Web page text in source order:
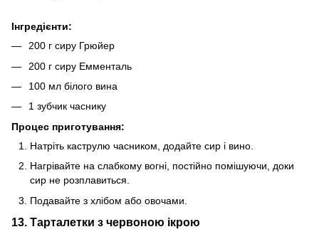
Інгредієнти:
200 г сиру Грюйер
200 г сиру Емменталь
100 мл білого вина
1 зубчик часнику
Процес приготування:
Натріть каструлю часником, додайте сир і вино.
Нагрівайте на слабкому вогні, постійно помішуючи, доки
сир не розплавиться.
Подавайте з хлібом або овочами.
13. Тарталетки з червоною ікрою